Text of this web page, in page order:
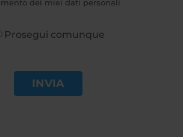
dei miei dati personali
Prosegui comunque